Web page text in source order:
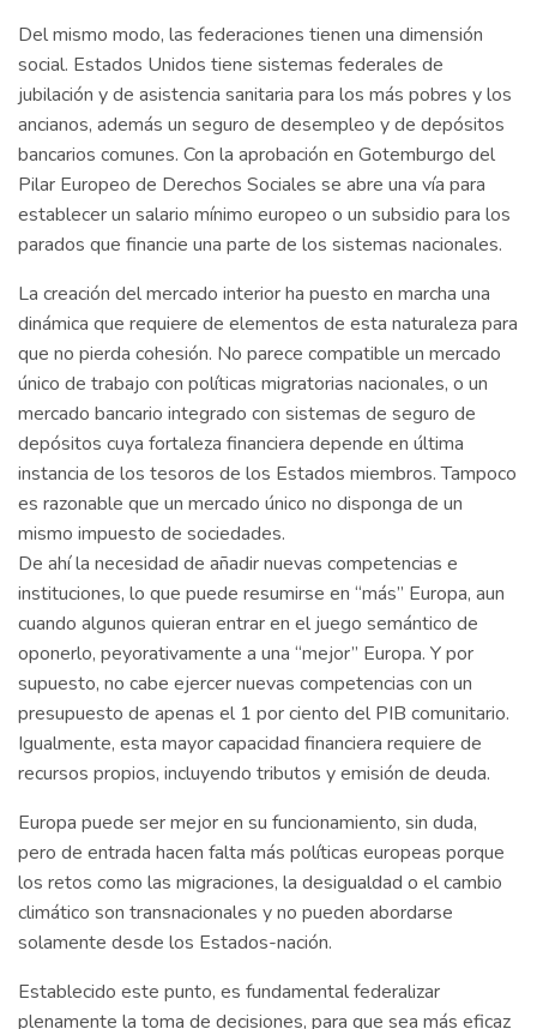
Del mismo modo, las federaciones tienen una dimensión
social. Estados Unidos tiene sistemas federales de
jubilación y de asistencia sanitaria para los más pobres y los
ancianos, además un seguro de desempleo y de depósitos
bancarios comunes. Con la aprobación en Gotemburgo del
Pilar Europeo de Derechos Sociales se abre una vía para
establecer un salario mínimo europeo o un subsidio para los
parados que financie una parte de los sistemas nacionales.
La creación del mercado interior ha puesto en marcha una
dinámica que requiere de elementos de esta naturaleza para
que no pierda cohesión. No parece compatible un mercado
único de trabajo con políticas migratorias nacionales, o un
mercado bancario integrado con sistemas de seguro de
depósitos cuya fortaleza financiera depende en última
instancia de los tesoros de los Estados miembros. Tampoco
es razonable que un mercado único no disponga de un
mismo impuesto de sociedades.
De ahí la necesidad de añadir nuevas competencias e
instituciones, lo que puede resumirse en “más” Europa, aun
cuando algunos quieran entrar en el juego semántico de
oponerlo, peyorativamente a una “mejor” Europa. Y por
supuesto, no cabe ejercer nuevas competencias con un
presupuesto de apenas el 1 por ciento del PIB comunitario.
Igualmente, esta mayor capacidad financiera requiere de
recursos propios, incluyendo tributos y emisión de deuda.
Europa puede ser mejor en su funcionamiento, sin duda,
pero de entrada hacen falta más políticas europeas porque
los retos como las migraciones, la desigualdad o el cambio
climático son transnacionales y no pueden abordarse
solamente desde los Estados-nación.
Establecido este punto, es fundamental federalizar
plenamente la toma de decisiones, para que sea más eficaz